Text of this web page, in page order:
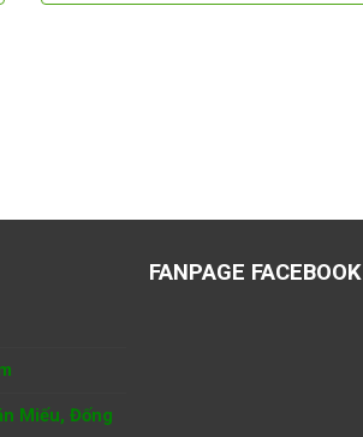
Miếu, Đống
FANPAGE FACEBOOK